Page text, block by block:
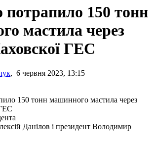
потрапило 150 тонн
мастила через
ГЕС
, 6 червня 2023, 13:15
Данілов і президент Володимир